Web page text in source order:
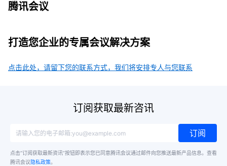
腾讯会议
打造您企业的专属会议解决方案
点击此处，请留下您的联系方式，我们将安排专人与您联系
订阅获取最新咨讯
订阅
点击“订阅获取最新资讯”按钮即表示您已同意腾讯会议通过邮件向您推送最新产品信息。 查看
腾讯会议隐私政策。